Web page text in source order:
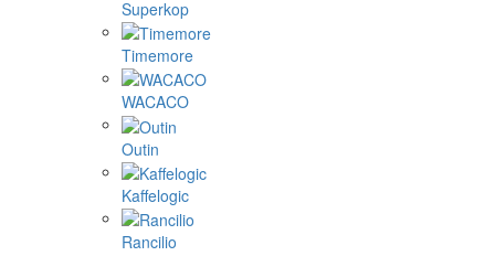
Superkop
Timemore
WACACO
Outin
Kaffelogic
Rancilio